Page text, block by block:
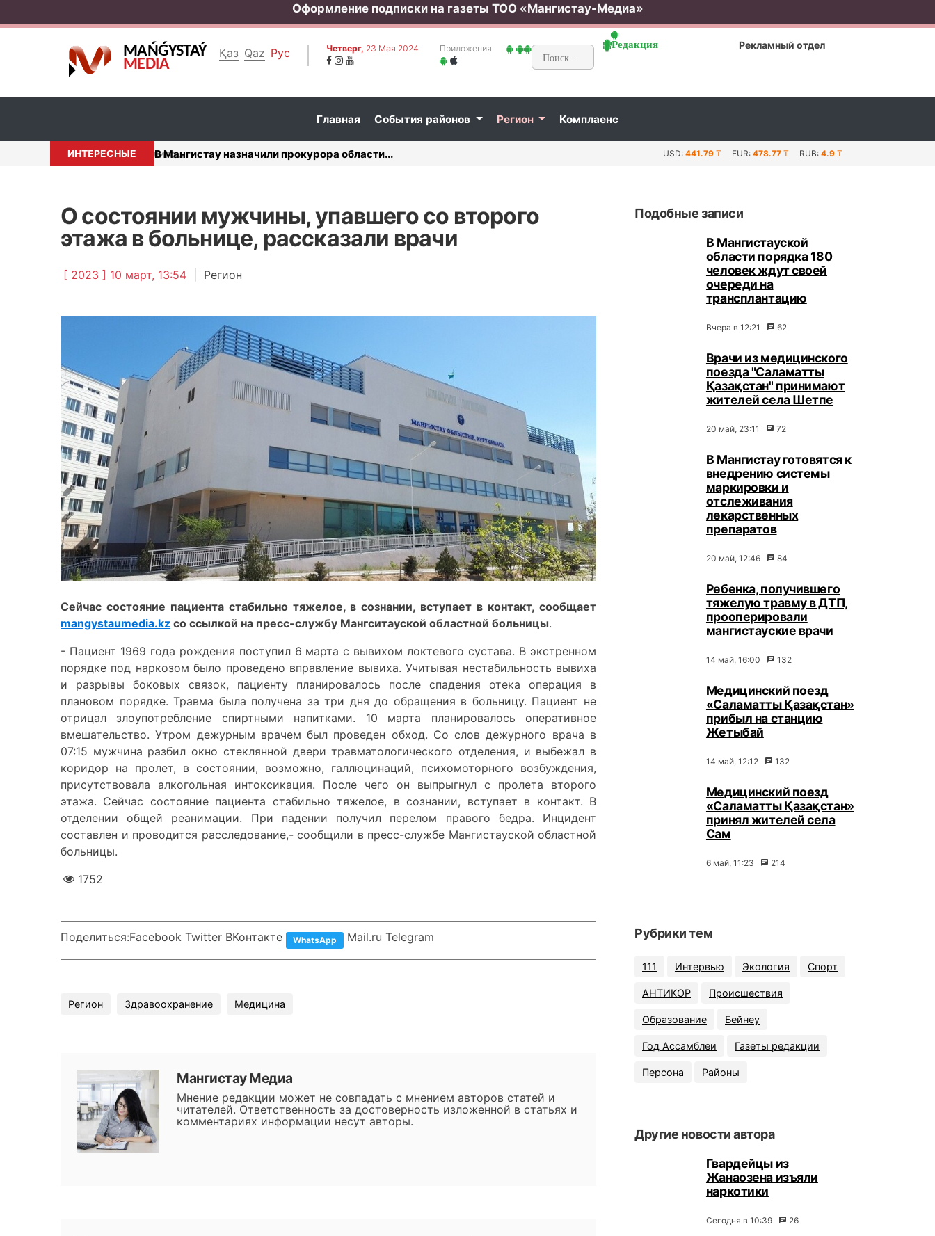
Оформление подписки на газеты ТОО «Мангистау-Медиа»
MAŃǴYSTAÝ
MEDIA
Қаз Qaz Рус Четверг, 23 Мая 2024 Приложения Редакция Рекламный отдел
Главная События районов Регион Комплаенс
ИНТЕРЕСНЫЕ Двухлетнего ребенка нашла инспектор ювенальной полиции Актау... В Актау впервые пройдет чемпионат Азии и Океании по самбо...
USD: 441.79 ₸ EUR: 478.77 ₸ RUB: 4.9 ₸
О состоянии мужчины, упавшего со второго
этажа в больнице, рассказали врачи
[ 2023 ] 10 март, 13:54 Регион
Сейчас состояние пациента стабильно тяжелое, в сознании, вступает в контакт, сообщает
mangystaumedia.kz со ссылкой на пресс-службу Мангситауской областной больницы.
- Пациент 1969 года рождения поступил 6 марта с вывихом локтевого сустава. В экстренном
порядке под наркозом было проведено вправление вывиха. Учитывая нестабильность вывиха
и разрывы боковых связок, пациенту планировалось после спадения отека операция в
плановом порядке. Травма была получена за три дня до обращения в больницу. Пациент не
отрицал злоупотребление спиртными напитками. 10 марта планировалось оперативное
вмешательство. Утром дежурным врачем был проведен обход. Со слов дежурного врача в
07:15 мужчина разбил окно стеклянной двери травматологического отделения, и выбежал в
коридор на пролет, в состоянии, возможно, галлюцинаций, психомоторного возбуждения,
присутствовала алкогольная интоксикация. После чего он выпрыгнул с пролета второго
этажа. Сейчас состояние пациента стабильно тяжелое, в сознании, вступает в контакт. В
отделении общей реанимации. При падении получил перелом правого бедра. Инцидент
составлен и проводится расследование,- сообщили в пресс-службе Мангистауской областной
больницы.
1752
Поделиться:Facebook Twitter ВКонтакте WhatsApp Mail.ru Telegram
Регион Здравоохранение Медицина
Мангистау Медиа
Мнение редакции может не совпадать с мнением авторов статей и
читателей. Ответственность за достоверность изложенной в статьях и
комментариях информации несут авторы.
Подобные записи
В Мангистауской
области порядка 180
человек ждут своей
очереди на
трансплантацию
Вчера в 12:21 62
Врачи из медицинского
поезда "Саламатты
Қазақстан" принимают
жителей села Шетпе
20 май, 23:11 72
В Мангистау готовятся к
внедрению системы
маркировки и
отслеживания
лекарственных
препаратов
20 май, 12:46 84
Ребенка, получившего
тяжелую травму в ДТП,
прооперировали
мангистауские врачи
14 май, 16:00 132
Медицинский поезд
«Саламатты Қазақстан»
прибыл на станцию
Жетыбай
14 май, 12:12 132
Медицинский поезд
«Саламатты Қазақстан»
принял жителей села
Сам
6 май, 11:23 214
Рубрики тем
111 Интервью Экология Спорт
АНТИКОР Происшествия
Образование Бейнеу
Год Ассамблеи Газеты редакции
Персона Районы
Другие новости автора
Гвардейцы из
Жанаозена изъяли
наркотики
Сегодня в 10:39 26